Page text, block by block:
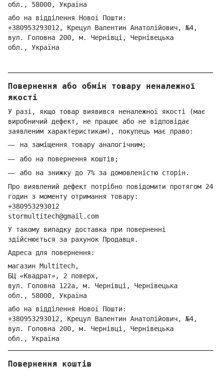
обл., 58000, Україна
або на відділення Нової Пошти:
+380953293012 , Крецул Валентин Анатолійович, №4,
вул. Головна 200, м. Чернівці, Чернівецька
обл., Україна
Повернення або обмін товару неналежної
якості
У разі, якщо товар виявився неналежної якості (має
виробничий дефект, не працює або не відповідає
заявленим характеристикам), покупець має право:
на заміщення товару аналогічним;
або на повернення коштів;
або на знижку до 7% за домовленістю сторін.
Про виявлений дефект потрібно повідомити протягом 24
годин з моменту отримання товару:
+380953293012
stormultitech@gmail.com
У такому випадку доставка при поверненні
здійснюється за рахунок Продавця.
Адреса для повернення:
магазин Multitech,
БЦ «Квадрат», 2 поверх,
вул. Головна 122а, м. Чернівці, Чернівецька
обл., 58000, Україна
або на відділення Нової Пошти:
+380953293012, Крецул Валентин Анатолійович, №4,
вул. Головна 200, м. Чернівці, Чернівецька
обл., Україна
Повернення коштів